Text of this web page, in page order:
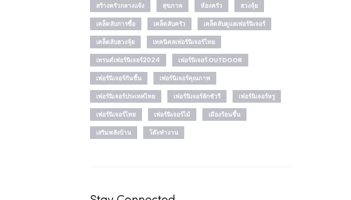
สร้างครัวกลางแจ้ง
สุขภาพ ห้องครัว
ฮวงจุ้ย
เคล็ดลับการซื้อ
เคล็ดลับครัว
เคล็ดลับดูแลเฟอร์นิเจอร์
เคล็ดลับฮวงจุ้ย
เทคนิคลเฟอร์นิเจอร์ไทย
เทรนด์เฟอร์นิเจอร์2024
เฟอร์นิเจอร์ OUTDOOR
เฟอร์นิเจอร์กันชื้น
เฟอร์นิเจอร์คุณภาพ
เฟอร์นิเจอร์ประเทศไทย
เฟอร์นิเจอร์ลักชัวรี
เฟอร์นิเจอร์หรู
เฟอร์นิเจอร์ไทย
เฟอร์นิเจอร์ไม้
เมืองร้อนชื้น
เสริมพลังบ้าน
โต๊ะทำงาน